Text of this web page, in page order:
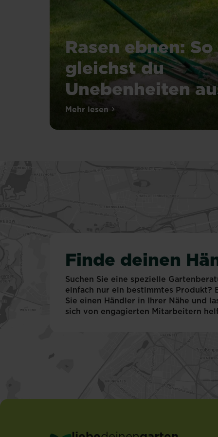
Rasen ebnen: So
gleichst du
Unebenheiten
Mehr lesenüber Rasen ebnen: So gleichst
Finde deinen
Suchen Sie eine spezielle
einfach nur ein bestimmtes Produkt?
Sie einen Händler in Ihrer Nähe und
sich von engagierten Mitarbeitern